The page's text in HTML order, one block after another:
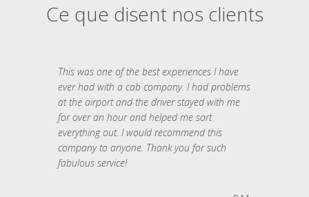
Ce que disent nos clients
This was one of the best experiences I have
ever had with a cab company. I had problems
at the airport and the driver stayed with me
for over an hour and helped me sort
everything out. I would recommend this
company to anyone. Thank you for such
fabulous service!